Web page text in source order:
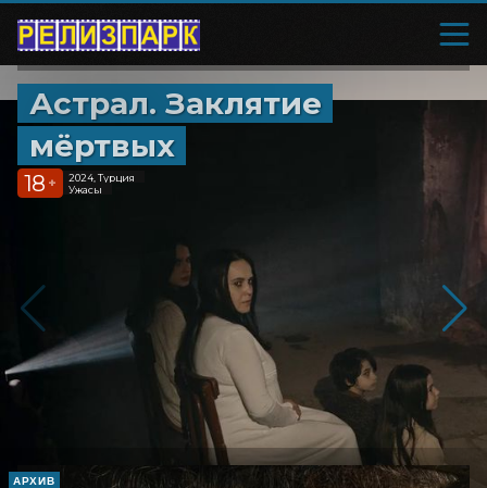
Астрал. Заклятие
мёртвых
18 +
2024, Турция
Ужасы
АРХИВ